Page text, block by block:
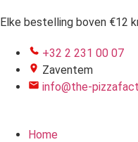
Elke bestelling boven €12
+32 2 231 00 07
Zaventem
info@the-
Home